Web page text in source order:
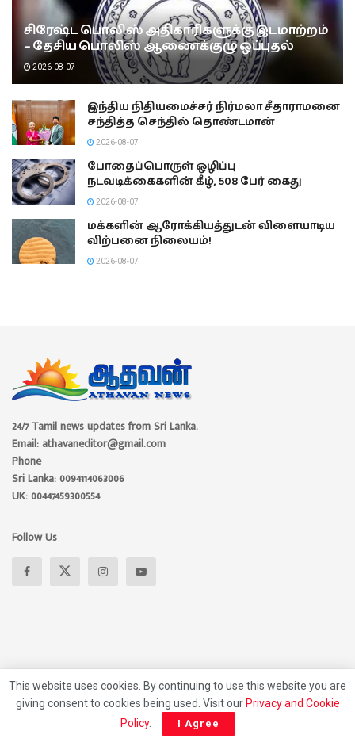
சிரேஷ்ட பொலிஸ் அதிகாரிகளுக்கு இடமாற்றம்
– தேசிய பொலிஸ் ஆணைக்குழு ஒப்புதல்
2026-08-07
இந்திய நிதியமைச்சர் நிர்மலா சீதாராமனை
சந்தித்த செந்தில் தொண்டமான்
2026-08-07
போதைப்பொருள் ஒழிப்பு
நடவடிக்கைகளின் கீழ், 508 பேர் கைது
2026-08-07
மக்களின் ஆரோக்கியத்துடன் விளையாடிய
விற்பனை நிலையம்!
2026-08-07
24/7 Tamil news updates from Sri Lanka.
Email: athavaneditor@gmail.com
Phone
Sri Lanka: 0094114063006
UK: 00447459300554
Follow Us
About Privacy Policy Contact Us
This website uses cookies. By continuing to use this website you are
giving consent to cookies being used. Visit our Privacy and Cookie
Policy. I Agree